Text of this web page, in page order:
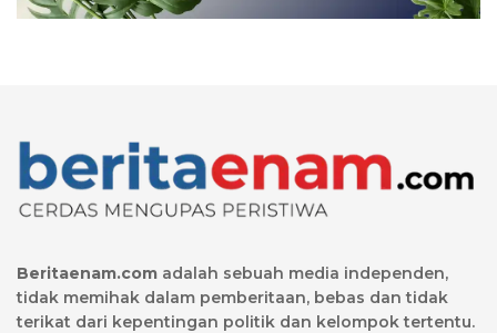
Beritaenam.com adalah sebuah media independen,
tidak memihak dalam pemberitaan, bebas dan tidak
terikat dari kepentingan politik dan kelompok tertentu.